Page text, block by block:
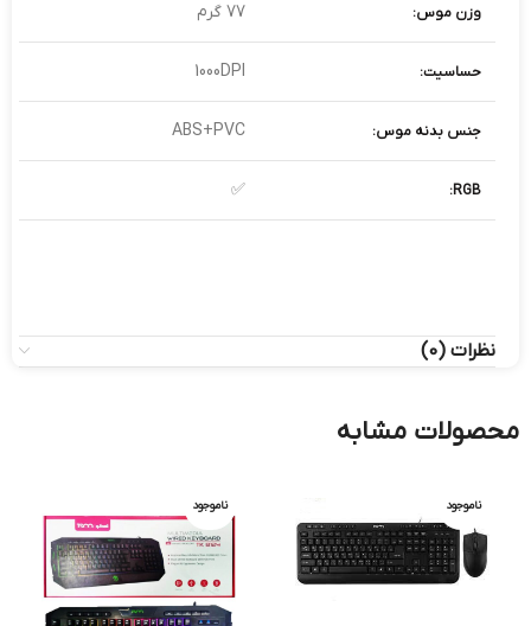
وزن موس: 77 گرم
حساسیت: 1000DPI
جنس بدنه موس: ABS+PVC
RGB:
✅
نظرات (0)
محصولات مشابه
ناموجود ناموجود